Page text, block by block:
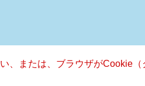
、または、ブラウザがCookie